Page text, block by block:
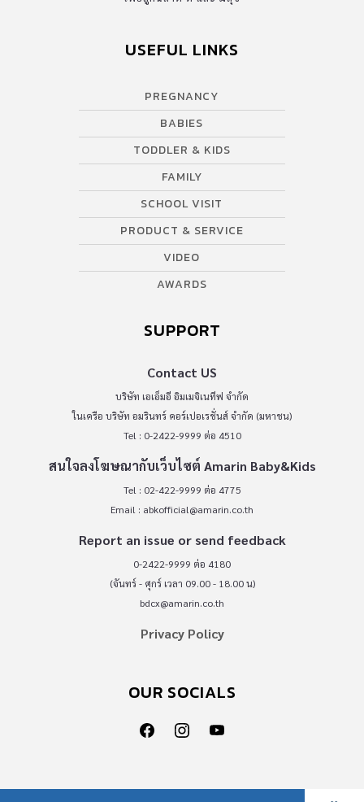
USEFUL LINKS
PREGNANCY
BABIES
TODDLER & KIDS
FAMILY
SCHOOL VISIT
PRODUCT & SERVICE
VIDEO
AWARDS
SUPPORT
Contact US
บริษัท เอเอ็มอี อิมเมจิเนทีฟ จำกัด
ในเครือ บริษัท อมรินทร์ คอร์เปอเรชั่นส์ จำกัด (มหาชน)
Tel : 0-2422-9999 ต่อ 4510
สนใจลงโฆษณากับเว็บไซต์ Amarin Baby&Kids
Tel : 02-422-9999 ต่อ 4775
Email : abkofficial@amarin.co.th
Report an issue or send feedback
0-2422-9999 ต่อ 4180
(จันทร์ - ศุกร์ เวลา 09.00 - 18.00 น)
bdcx@amarin.co.th
Privacy Policy
OUR SOCIALS